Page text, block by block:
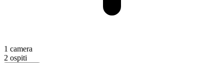
1 camera
2 ospiti